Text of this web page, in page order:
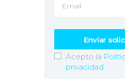
Acepto la
privacidad.